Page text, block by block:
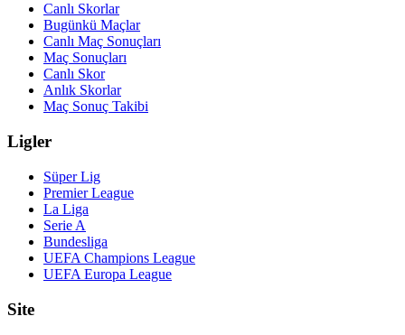
Canlı Skorlar
Bugünkü Maçlar
Canlı Maç Sonuçları
Maç Sonuçları
Canlı Skor
Anlık Skorlar
Maç Sonuç Takibi
Ligler
Süper Lig
Premier League
La Liga
Serie A
Bundesliga
UEFA Champions League
UEFA Europa League
Site